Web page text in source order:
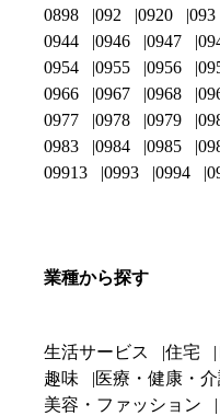
0898
092 0920 093
0944
0946 0947
0954
0955 0956
0966
0967 0968
0977
0978 0979
0983
0984 0985
09913
0993 0994
業種から探す
生活サービス 住宅
趣味
医療・健康・
美容・ファッション